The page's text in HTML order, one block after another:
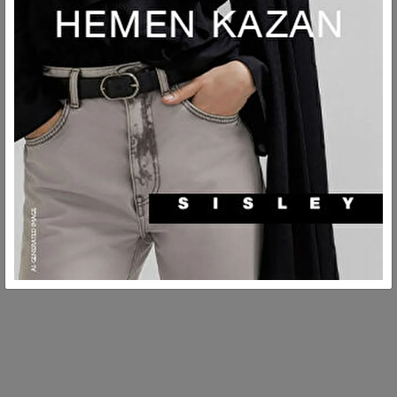
AÇIKLAMA
TESLIMAT VE İADE
MÜŞTERI HIZMETLERI
GÜVENLİ ÖDEMELER
Tüm işlemlerimiz güvenlidir.